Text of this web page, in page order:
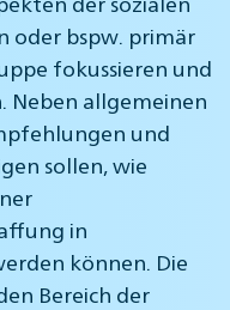
oder bspw. primär
fokussieren und
Neben allgemeinen
und
sollen, wie
in
können. Die
Bereich der